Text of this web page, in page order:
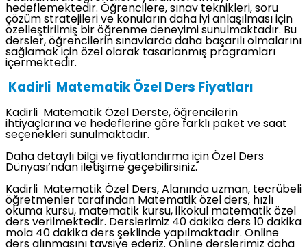
hedeflemektedir. Öğrencilere, sınav teknikleri, soru
çözüm stratejileri ve konuların daha iyi anlaşılması için
özelleştirilmiş bir öğrenme deneyimi sunulmaktadır. Bu
dersler, öğrencilerin sınavlarda daha başarılı olmalarını
sağlamak için özel olarak tasarlanmış programları
içermektedir.
Kadirli Matematik Özel Ders Fiyatları
Kadirli Matematik Özel Derste, öğrencilerin
ihtiyaçlarına ve hedeflerine göre farklı paket ve saat
seçenekleri sunulmaktadır.
Daha detaylı bilgi ve fiyatlandırma için Özel Ders
Dünyası’ndan iletişime geçebilirsiniz.
Kadirli Matematik Özel Ders, Alanında uzman, tecrübeli
öğretmenler tarafından Matematik özel ders, hızlı
okuma kursu, matematik kursu, ilkokul matematik özel
ders verilmektedir. Derslerimiz 40 dakika ders 10 dakika
mola 40 dakika ders şeklinde yapılmaktadır. Online
ders alınmasını tavsiye ederiz. Online derslerimiz daha